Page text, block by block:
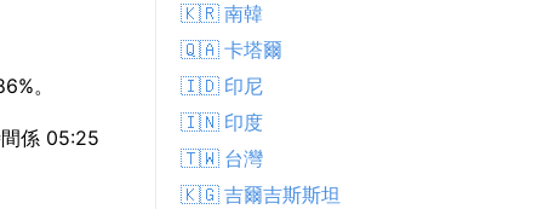
。
係 05:25
🇰🇷 南韓
🇶🇦 卡塔爾
🇮🇩 印尼
🇮🇳 印度
🇹🇼 台灣
🇰🇬 吉爾吉斯斯坦